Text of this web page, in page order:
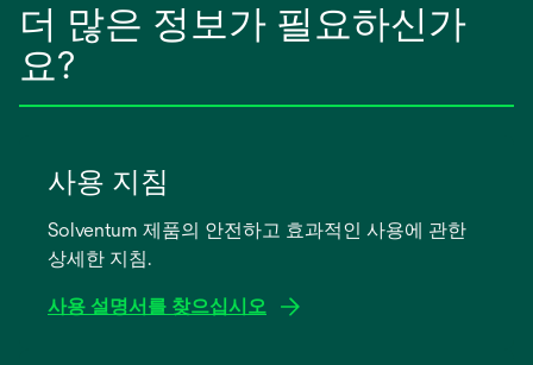
더 많은 정보가 필요하신가
요?
사용 지침
Solventum 제품의 안전하고 효과적인 사용에 관한
상세한 지침.
사용 설명서를 찾으십시오